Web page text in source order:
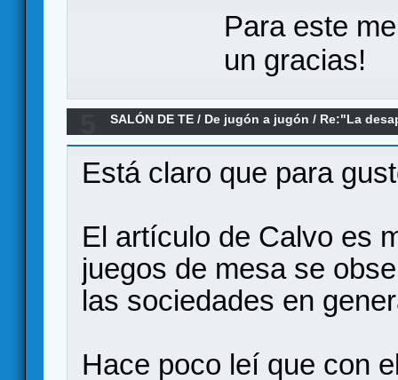
Para este
un gracias!
SALÓN DE TE / De jugón a jugón / Re:"La
Está claro que para
El artículo de Calvo es
juegos de mesa se
las sociedades en
Hace poco leí que con